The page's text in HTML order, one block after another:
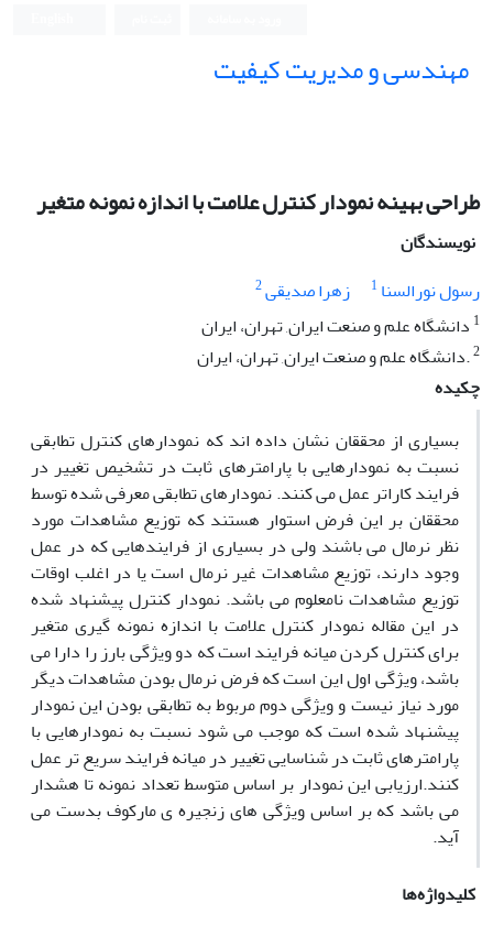
مهندسی و مدیریت کیفیت
طراحی بهینه نمودار کنترل علامت با اندازه نمونه متغیر
نویسندگان
رسول نورالسنا 1 زهرا صدیقی2
1 دانشگاه علم و صنعت ایران, تهران، ایران
2.دانشگاه علم و صنعت ایران, تهران، ایران
چکیده
بسیاری از محققان نشان داده اند که نمودارهای کنترل تطابقی
نسبت به نمودارهایی با پارامترهای ثابت در تشخیص تغییر در
فرایند کاراتر عمل می کنند. نمودارهای تطابقی معرفی شده توسط
محققان بر این فرض استوار هستند که توزیع مشاهدات مورد
نظر نرمال می باشند ولی در بسیاری از فرایندهایی که در عمل
وجود دارند، توزیع مشاهدات غیر نرمال است یا در اغلب اوقات
توزیع مشاهدات نامعلوم می باشد. نمودار کنترل پیشنهاد شده
در این مقاله نمودار کنترل علامت با اندازه نمونه گیری متغیر
برای کنترل کردن میانه فرایند است که دو ویژگی بارز را دارا می
باشد، ویژگی اول این است که فرض نرمال بودن مشاهدات دیگر
مورد نیاز نیست و ویژگی دوم مربوط به تطابقی بودن این نمودار
پیشنهاد شده است که موجب می شود نسبت به نمودارهایی با
پارامترهای ثابت در شناسایی تغییر در میانه فرایند سریع تر عمل
کنند.ارزیابی این نمودار بر اساس متوسط تعداد نمونه تا هشدار
می باشد که بر اساس ویژگی های زنجیره ی مارکوف بدست می
آید.
کلیدواژه‌ها